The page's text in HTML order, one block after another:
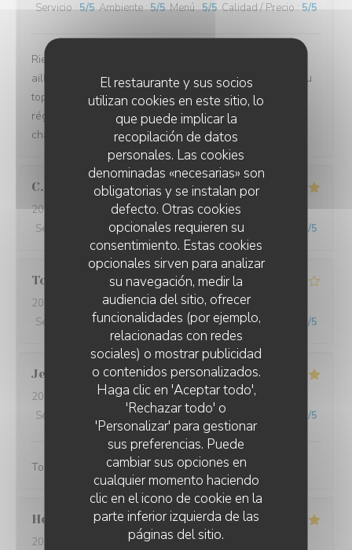
El restaurante y sus socios
utilizan cookies en este sitio, lo
que puede implicar la
recopilación de datos
personales. Las cookies
denominadas «necesarias» son
obligatorias y se instalan por
defecto. Otras cookies
opcionales requieren su
consentimiento. Estas cookies
opcionales sirven para analizar
su navegación, medir la
audiencia del sitio, ofrecer
funcionalidades (por ejemplo,
relacionadas con redes
sociales) o mostrar publicidad
o contenidos personalizados.
Haga clic en 'Aceptar todo',
'Rechazar todo' o
'Personalizar' para gestionar
sus preferencias. Puede
cambiar sus opciones en
cualquier momento haciendo
clic en el icono de cookie en la
parte inferior izquierda de las
páginas del sitio.
Servicio:5/5 Ambiente:5/5 Menú:5/5 Calidad / Precio : 5/5
Rien à dire que Parfait ....accueil comme nul part
ailleurs...repas excellent sans fausses notes....service au
top ...je ne manquerai pas une année sans venir me
régaler les papilles et retrouver cette ambiance
chaleureuse.. Ne changez rien
C
2026-08-07
- 20:30 - Invitados 3
Servicio
Ambiente: 5/5 Menú: 5/5 Calidad / Precio /5
Toufik
2026-08-06
- 20:15 - Invitados 2
Servicio
/5 Ambiente: 2/5 Menú:3 /5 Calidad / Precio /5
Jean Philippe K
2026-08-06
- 20:00 - Invitados 2
Servicio
Ambiente: 5/5 Menú:5/5 Calidad / Precio /5
Toujours excellent et un accueil au top
Herve
2026-08-04
- 20:45 - Invitados 2
LES JARDINS DE SIDI BOU SAÏD